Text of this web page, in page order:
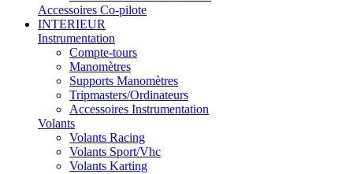
Accessoires Co-pilote
INTERIEUR
Instrumentation
Compte-tours
Manomètres
Supports Manomètres
Tripmasters/Ordinateurs
Accessoires Instrumentation
Volants
Volants Racing
Volants Sport/Vhc
Volants Karting